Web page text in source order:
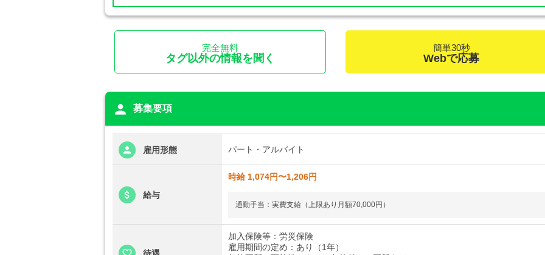
完全無料
タグ以外の情報を聞く
簡単30秒
Webで応募
person 募集要項
雇用形態 パート・アルバイト
給与
時給 1,074円〜1,206円
通勤手当：実費支給（上限あり月額70,000円）
加入保険等：労災保険
雇用期間の定め：あり（1年）